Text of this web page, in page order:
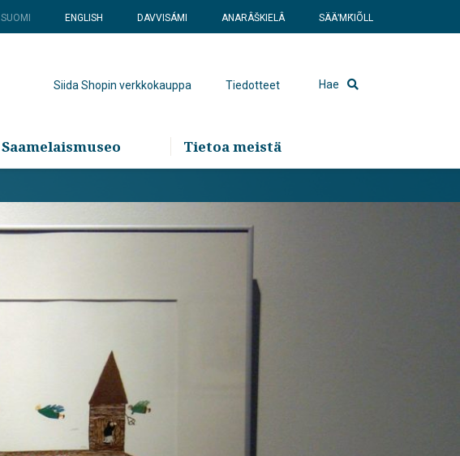
SUOMI ENGLISH DAVVISÁMI ANARÂŠKIELÂ SÄÄʹMǨIÕLL
Siida Shopin verkkokauppa Tiedotteet Hae
Saamelaismuseo Tietoa meistä